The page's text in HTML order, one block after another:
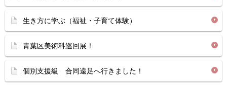
生き方に学ぶ（福祉・子育て体験）
青葉区美術科巡回展！
個別支援級 合同遠足へ行きました！